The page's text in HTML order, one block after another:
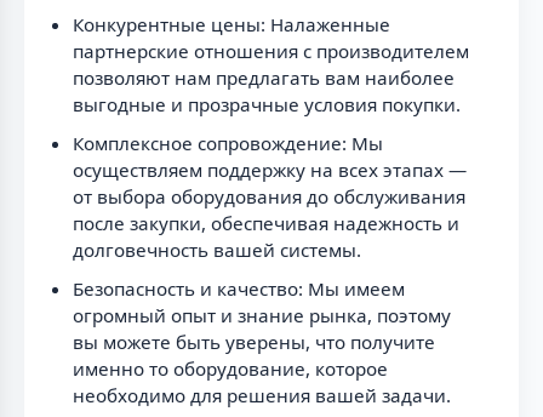
Конкурентные цены: Налаженные
партнерские отношения с производителем
позволяют нам предлагать вам наиболее
выгодные и прозрачные условия покупки.
Комплексное сопровождение: Мы
осуществляем поддержку на всех этапах —
от выбора оборудования до обслуживания
после закупки, обеспечивая надежность и
долговечность вашей системы.
Безопасность и качество: Мы имеем
огромный опыт и знание рынка, поэтому
вы можете быть уверены, что получите
именно то оборудование, которое
необходимо для решения вашей задачи.